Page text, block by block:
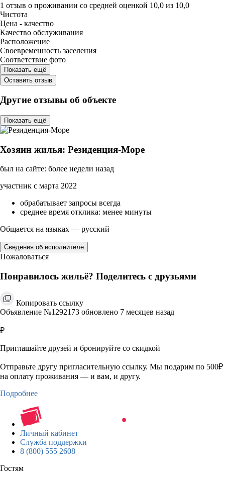
1 отзыв о проживании со средней оценкой 10,0 из 10,0
Чистота
Цена - качество
Качество обслуживания
Расположение
Своевременность заселения
Соответствие фото
Показать ещё
Оставить отзыв
Другие отзывы об объекте
Показать ещё
Хозяин жилья: Резиденция-Море
был на сайте: более недели назад
участник с марта 2022
обрабатывает запросы всегда
среднее время отклика: менее минуты
Общается на языках — русский
Сведения об исполнителе
Пожаловаться
Понравилось жильё? Поделитесь с друзьями
Копировать ссылку
Объявление №1292173 обновлено 7 месяцев назад
₽
Приглашайте друзей и бронируйте со скидкой
Отправьте другу пригласительную ссылку. Мы подарим по 500₽
на оплату проживания — и вам, и другу.
Подробнее
Личный кабинет
Служба поддержки
8 (800) 555 2608
Гостям